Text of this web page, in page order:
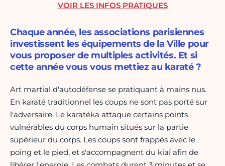
Chaque année, les associations parisiennes
investissent les équipements de la Ville pour
vous proposer de multiples activités. Et si
cette année vous vous mettiez au karaté ?
Art martial d'autodéfense se pratiquant à mains nus.
En karaté traditionnel les coups ne sont pas porté sur
l'adversaire. Le karatéka attaque certains points
vulnérables du corps humain situés sur la partie
supérieur du corps. Les coups sont frappés avec le
poing et le pied, et s'accompagnent du kiaï afin de
VOIR LES INFOS PRATIQUES